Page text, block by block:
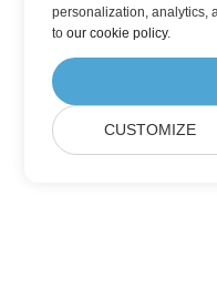
personalization, analytics,
toour cookie policy.
CUSTOMIZE